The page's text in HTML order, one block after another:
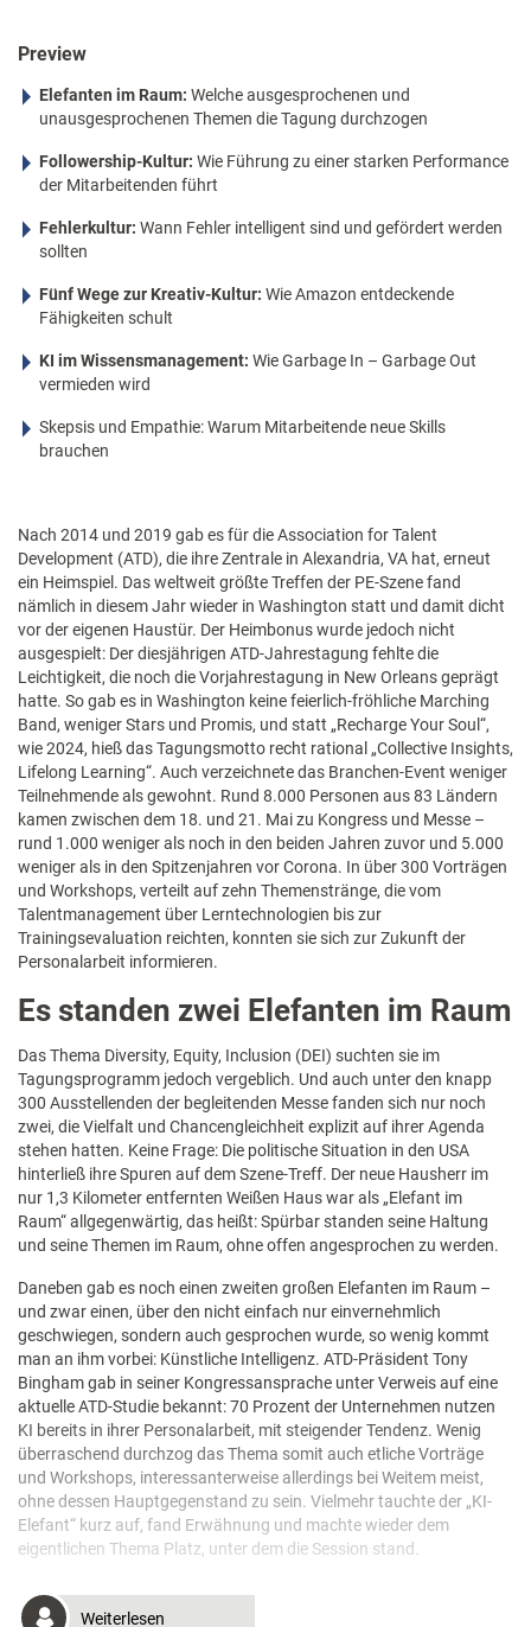
Preview
Elefanten im Raum: Welche ausgesprochenen und
unausgesprochenen Themen die Tagung durchzogen
Followership-Kultur: Wie Führung zu einer starken Performance
der Mitarbeitenden führt
Fehlerkultur: Wann Fehler intelligent sind und gefördert werden
sollten
Fünf Wege zur Kreativ-Kultur: Wie Amazon entdeckende
Fähigkeiten schult
KI im Wissensmanagement: Wie Garbage In – Garbage Out
vermieden wird
Skepsis und Empathie: Warum Mitarbeitende neue Skills
brauchen
Nach 2014 und 2019 gab es für die Association for Talent
Development (ATD), die ihre Zentrale in Alexandria, VA hat, erneut
ein Heimspiel. Das weltweit größte Treffen der PE-Szene fand
nämlich in diesem Jahr wieder in Washington statt und damit dicht
vor der eigenen Haustür. Der Heimbonus wurde jedoch nicht
ausgespielt: Der diesjährigen ATD-Jahrestagung fehlte die
Leichtigkeit, die noch die Vorjahrestagung in New Orleans geprägt
hatte. So gab es in Washington keine feierlich-fröhliche Marching
Band, weniger Stars und Promis, und statt „Recharge Your Soul“,
wie 2024, hieß das Tagungsmotto recht rational „Collective Insights,
Lifelong Learning“. Auch verzeichnete das Branchen-Event weniger
Teilnehmende als gewohnt. Rund 8.000 Personen aus 83 Ländern
kamen zwischen dem 18. und 21. Mai zu Kongress und Messe –
rund 1.000 weniger als noch in den beiden Jahren zuvor und 5.000
weniger als in den Spitzenjahren vor Corona. In über 300 Vorträgen
und Workshops, verteilt auf zehn Themenstränge, die vom
Talentmanagement über Lerntechnologien bis zur
Trainingsevaluation reichten, konnten sie sich zur Zukunft der
Personalarbeit informieren.
Es standen zwei Elefanten im Raum
Das Thema Diversity, Equity, Inclusion (DEI) suchten sie im
Tagungsprogramm jedoch vergeblich. Und auch unter den knapp
300 Ausstellenden der begleitenden Messe fanden sich nur noch
zwei, die Vielfalt und Chancengleichheit explizit auf ihrer Agenda
stehen hatten. Keine Frage: Die politische Situation in den USA
hinterließ ihre Spuren auf dem Szene-Treff. Der neue Hausherr im
nur 1,3 Kilometer entfernten Weißen Haus war als „Elefant im
Raum“ allgegenwärtig, das heißt: Spürbar standen seine Haltung
und seine Themen im Raum, ohne offen angesprochen zu werden.
Daneben gab es noch einen zweiten großen Elefanten im Raum –
und zwar einen, über den nicht einfach nur einvernehmlich
geschwiegen, sondern auch gesprochen wurde, so wenig kommt
man an ihm vorbei: Künstliche Intelligenz. ATD-Präsident Tony
Bingham gab in seiner Kongressansprache unter Verweis auf eine
aktuelle ATD-Studie bekannt: 70 Prozent der Unternehmen nutzen
KI bereits in ihrer Personalarbeit, mit steigender Tendenz. Wenig
überraschend durchzog das Thema somit auch etliche Vorträge
und Workshops, interessanterweise allerdings bei Weitem meist,
ohne dessen Hauptgegenstand zu sein. Vielmehr tauchte der „KI-
Elefant“ kurz auf, fand Erwähnung und machte wieder dem
eigentlichen Thema Platz, unter dem die Session stand.
Weiterlesen